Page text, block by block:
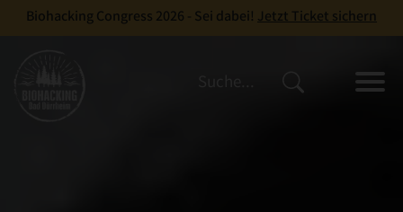
Biohacking Congress 2026 - Sei dabei! Jetzt Ticket sichern